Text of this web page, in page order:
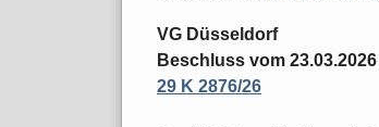
VG Düsseldorf
Beschluss vom 23.03.2026
29 K 2876/26